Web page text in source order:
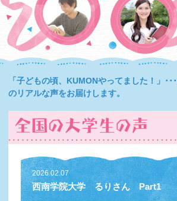
「子どもの頃、KUMONやってました！」･
のリアルな声をお届けします。
2026.02.07
西南学院大学 るりさん Part1